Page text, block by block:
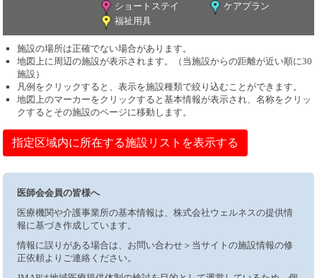
ショートステイ
ケアプラン
福祉用具
施設の場所は正確でない場合があります。
地図上に周辺の施設が表示されます。（当施設からの距離が近い順に30
施設）
凡例をクリックすると、表示を施設種類で絞り込むことができます。
地図上のマーカーをクリックすると基本情報が表示され、名称をクリッ
クするとその施設のページに移動します。
指定区域内に所在する施設リストを表示する
医師会会員の皆様へ
医療機関や介護事業所の基本情報は、株式会社ウェルネスの提供情
報に基づき作成しています。
情報に誤りがある場合は、お問い合わせ＞当サイトの施設情報の修
正依頼よりご連絡ください。